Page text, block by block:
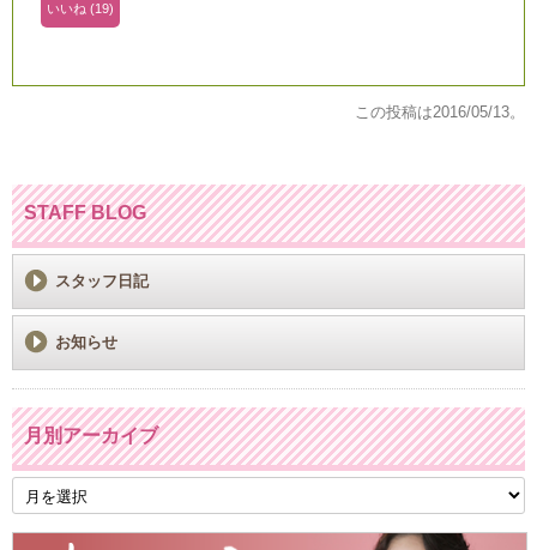
いいね (19)
この投稿は2016/05/13。
STAFF BLOG
スタッフ日記
お知らせ
月別アーカイブ